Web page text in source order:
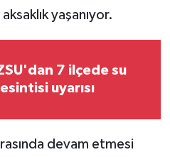
yaşanıyor.
7 ilçede su
uyarısı
devam etmesi